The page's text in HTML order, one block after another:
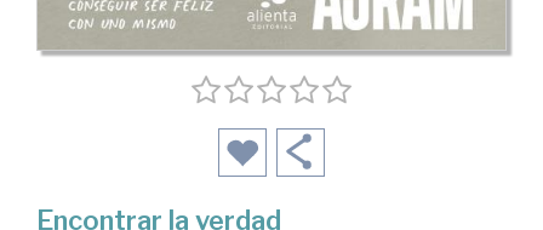
Encontrar la verdad